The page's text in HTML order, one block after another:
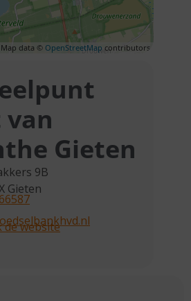
data © OpenStreetMap contributors
Gieten
9B
Gieten
de website